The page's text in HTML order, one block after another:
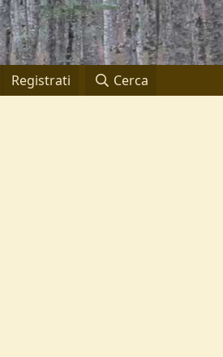
Registrati Cerca